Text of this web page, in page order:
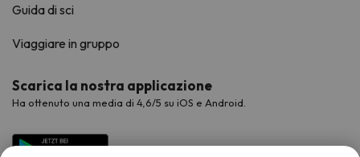
Guida di sci
Viaggiare in gruppo
Scarica la nostra applicazione
Ha ottenuto una media di 4,6/5 su iOS e Android.